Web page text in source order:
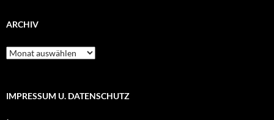
ARCHIV
Archiv
IMPRESSUM U. DATENSCHUTZ